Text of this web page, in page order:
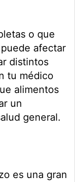
o que
afectar
distintos
tu médico
alimentos
un
general.
es una gran